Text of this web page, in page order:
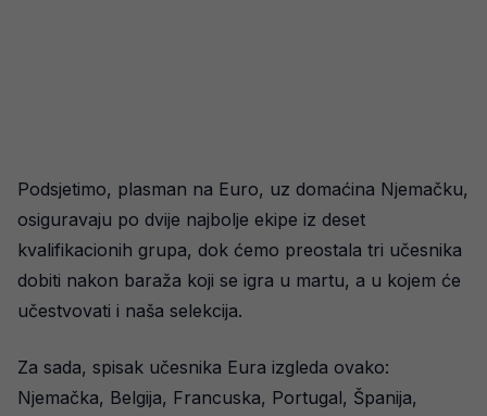
Podsjetimo, plasman na Euro, uz domaćina Njemačku,
osiguravaju po dvije najbolje ekipe iz deset
kvalifikacionih grupa, dok ćemo preostala tri učesnika
dobiti nakon baraža koji se igra u martu, a u kojem će
učestvovati i naša selekcija.
Za sada, spisak učesnika Eura izgleda ovako:
Njemačka, Belgija, Francuska, Portugal, Španija,